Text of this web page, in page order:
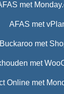
met
AFAS met
Buckaroo met
met
Online met